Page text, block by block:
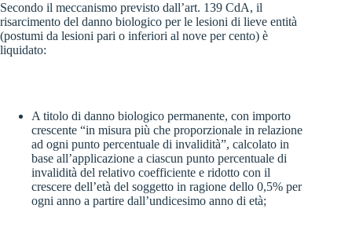
Secondo il meccanismo previsto dall’art. 139 CdA, il
risarcimento del danno biologico per le lesioni di lieve entità
(postumi da lesioni pari o inferiori al nove per cento) è
liquidato:
A titolo di danno biologico permanente, con importo
crescente “in misura più che proporzionale in relazione
ad ogni punto percentuale di invalidità”, calcolato in
base all’applicazione a ciascun punto percentuale di
invalidità del relativo coefficiente e ridotto con il
crescere dell’età del soggetto in ragione dello 0,5% per
ogni anno a partire dall’undicesimo anno di età;